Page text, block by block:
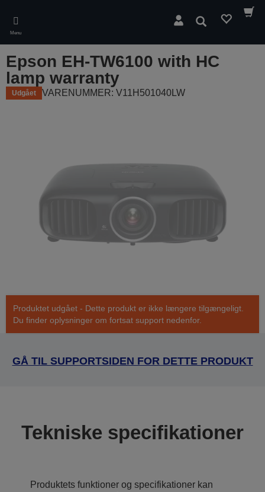
main
content
Menu
Søg
Epson EH-TW6100 with HC
lamp warranty
Udgået VARENUMMER: V11H501040LW
Produktet udgået - Dette produkt er ikke længere tilgængeligt.
Du finder oplysninger om fortsat support nedenfor.
GÅ TIL SUPPORTSIDEN FOR DETTE PRODUKT
Tekniske specifikationer
Produktets funktioner og specifikationer kan